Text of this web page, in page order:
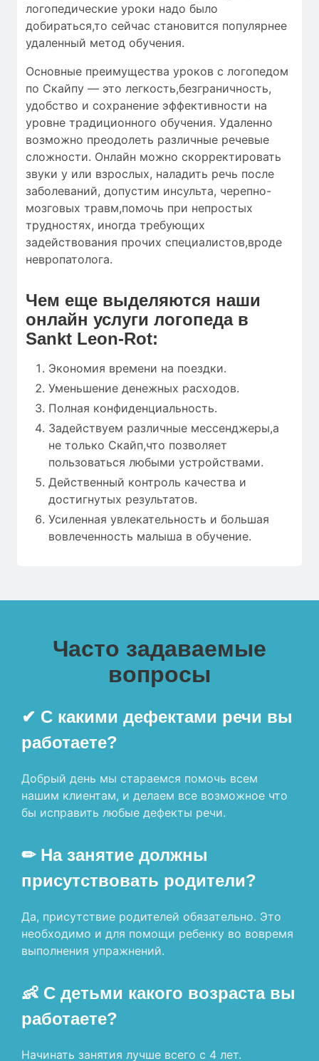
логопедические уроки надо было
добираться,то сейчас становится популярнее
удаленный метод обучения.
Основные преимущества уроков с логопедом
по Скайпу — это легкость,безграничность,
удобство и сохранение эффективности на
уровне традиционного обучения. Удаленно
возможно преодолеть различные речевые
сложности. Онлайн можно скорректировать
звуки у или взрослых, наладить речь после
заболеваний, допустим инсульта, черепно-
мозговых травм,помочь при непростых
трудностях, иногда требующих
задействования прочих специалистов,вроде
невропатолога.
Чем еще выделяются наши
онлайн услуги логопеда в
Sankt Leon-Rot:
Экономия времени на поездки.
Уменьшение денежных расходов.
Полная конфиденциальность.
Задействуем различные мессенджеры,а
не только Скайп,что позволяет
пользоваться любыми устройствами.
Действенный контроль качества и
достигнутых результатов.
Усиленная увлекательность и большая
вовлеченность малыша в обучение.
Часто задаваемые
вопросы
✔ С какими дефектами речи вы
работаете?
Добрый день мы стараемся помочь всем
нашим клиентам, и делаем все возможное что
бы исправить любые дефекты речи.
✏ На занятие должны
присутствовать родители?
Да, присутствие родителей обязательно. Это
необходимо и для помощи ребенку во вовремя
выполнения упражнений.
👶 С детьми какого возраста вы
работаете?
Начинать занятия лучше всего с 4 лет.